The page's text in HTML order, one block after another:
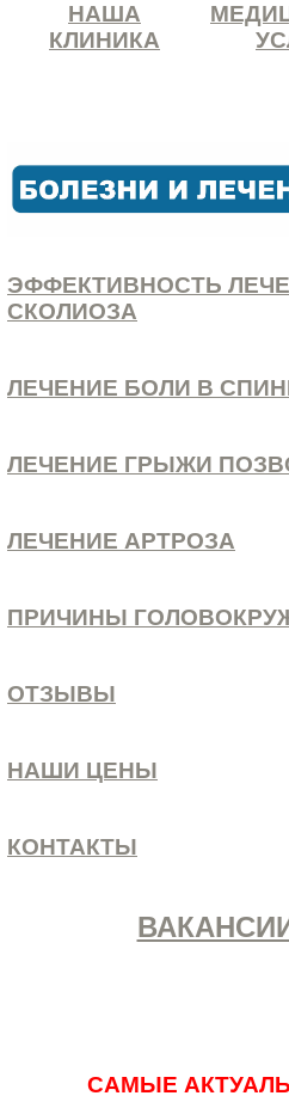
НАША
КЛИНИКА
ЭФФЕКТИВНОСТЬ
СКОЛИОЗА
ЛЕЧЕНИЕ БОЛИ В
ЛЕЧЕНИЕ ГРЫЖИ
ЛЕЧЕНИЕ АРТРОЗА
ПРИЧИНЫ
ОТЗЫВЫ
НАШИ ЦЕНЫ
КОНТАКТЫ
САМЫЕ